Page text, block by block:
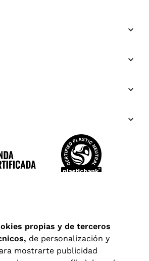
propias y de terceros
de personalización y
mostrarte publicidad